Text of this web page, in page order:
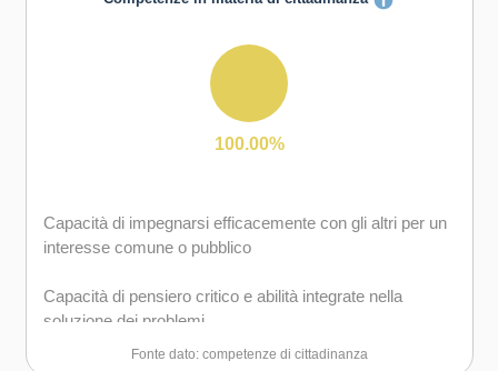
Capacità di gestire l'incertezza, l'ambiguità e il rischio
Capacità di lavorare sia in modalità collaborativa in
Capacità di motivare gli altri e valorizzare le loro idee, di
100.00%
Capacità di impegnarsi efficacemente con gli altri per un
interesse comune o pubblico
Capacità di pensiero critico e abilità integrate nella
soluzione dei problemi
Fonte dato: competenze di cittadinanza